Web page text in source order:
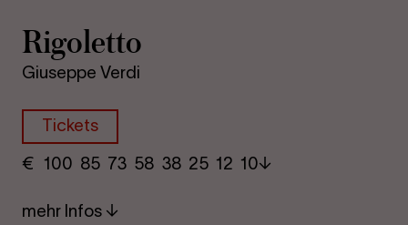
Ri­go­let­to
Giuseppe Verdi
Tickets
€ ​ 100 85 73​ 58 38 25​ 12 10
mehr Infos